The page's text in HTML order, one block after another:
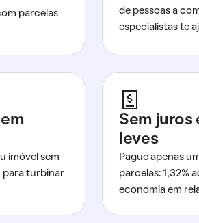
parcelas
de pessoas a
especialistas te
imóvel sem
para turbinar
Sem juros
leves
Pague apenas
parcelas: 1,32%
economia em